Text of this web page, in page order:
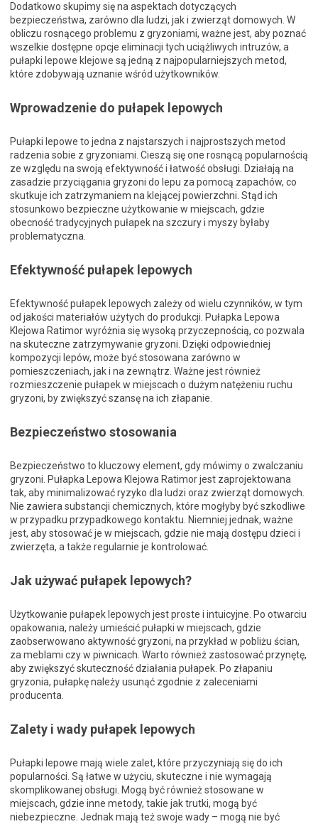
Dodatkowo skupimy się na aspektach dotyczących
bezpieczeństwa, zarówno dla ludzi, jak i zwierząt domowych. W
obliczu rosnącego problemu z gryzoniami, ważne jest, aby poznać
wszelkie dostępne opcje eliminacji tych uciążliwych intruzów, a
pułapki lepowe klejowe są jedną z najpopularniejszych metod,
które zdobywają uznanie wśród użytkowników.
Wprowadzenie do pułapek lepowych
Pułapki lepowe to jedna z najstarszych i najprostszych metod
radzenia sobie z gryzoniami. Cieszą się one rosnącą popularnością
ze względu na swoją efektywność i łatwość obsługi. Działają na
zasadzie przyciągania gryzoni do lepu za pomocą zapachów, co
skutkuje ich zatrzymaniem na klejącej powierzchni. Stąd ich
stosunkowo bezpieczne użytkowanie w miejscach, gdzie
obecność tradycyjnych pułapek na szczury i myszy byłaby
problematyczna.
Efektywność pułapek lepowych
Efektywność pułapek lepowych zależy od wielu czynników, w tym
od jakości materiałów użytych do produkcji. Pułapka Lepowa
Klejowa Ratimor wyróżnia się wysoką przyczepnością, co pozwala
na skuteczne zatrzymywanie gryzoni. Dzięki odpowiedniej
kompozycji lepów, może być stosowana zarówno w
pomieszczeniach, jak i na zewnątrz. Ważne jest również
rozmieszczenie pułapek w miejscach o dużym natężeniu ruchu
gryzoni, by zwiększyć szansę na ich złapanie.
Bezpieczeństwo stosowania
Bezpieczeństwo to kluczowy element, gdy mówimy o zwalczaniu
gryzoni. Pułapka Lepowa Klejowa Ratimor jest zaprojektowana
tak, aby minimalizować ryzyko dla ludzi oraz zwierząt domowych.
Nie zawiera substancji chemicznych, które mogłyby być szkodliwe
w przypadku przypadkowego kontaktu. Niemniej jednak, ważne
jest, aby stosować je w miejscach, gdzie nie mają dostępu dzieci i
zwierzęta, a także regularnie je kontrolować.
Jak używać pułapek lepowych?
Użytkowanie pułapek lepowych jest proste i intuicyjne. Po otwarciu
opakowania, należy umieścić pułapki w miejscach, gdzie
zaobserwowano aktywność gryzoni, na przykład w pobliżu ścian,
za meblami czy w piwnicach. Warto również zastosować przynętę,
aby zwiększyć skuteczność działania pułapek. Po złapaniu
gryzonia, pułapkę należy usunąć zgodnie z zaleceniami
producenta.
Zalety i wady pułapek lepowych
Pułapki lepowe mają wiele zalet, które przyczyniają się do ich
popularności. Są łatwe w użyciu, skuteczne i nie wymagają
skomplikowanej obsługi. Mogą być również stosowane w
miejscach, gdzie inne metody, takie jak trutki, mogą być
niebezpieczne. Jednak mają też swoje wady – mogą nie być